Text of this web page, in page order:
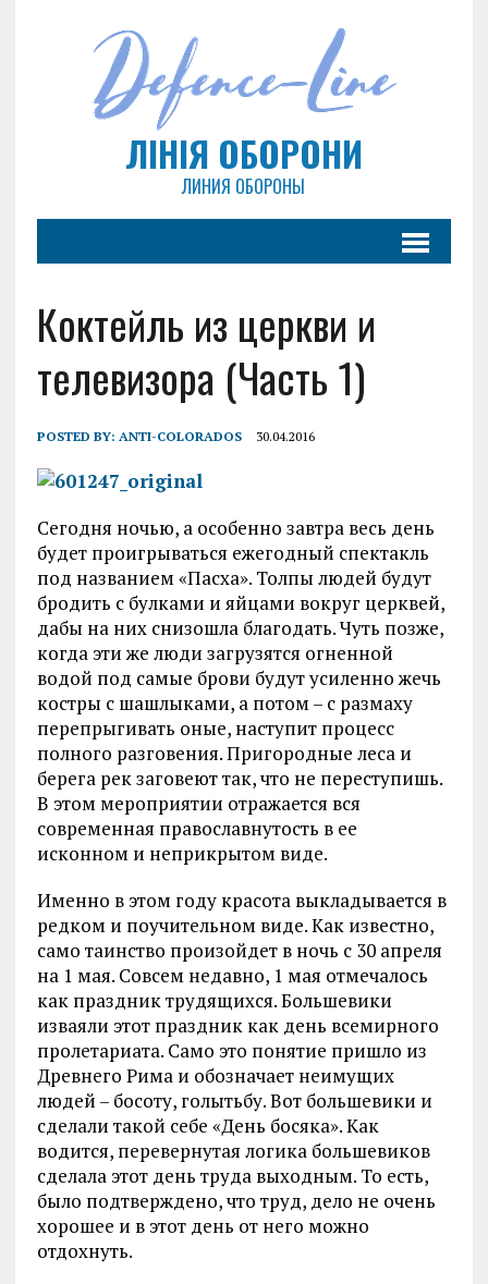
ЛІНІЯ ОБОРОНИ
ЛИНИЯ ОБОРОНЫ
Коктейль из церкви и
телевизора (Часть 1)
POSTED BY: ANTI-COLORADOS 30.04.2016
Сегодня ночью, а особенно завтра весь день
будет проигрываться ежегодный спектакль
под названием «Пасха». Толпы людей будут
бродить с булками и яйцами вокруг церквей,
дабы на них снизошла благодать. Чуть позже,
когда эти же люди загрузятся огненной
водой под самые брови будут усиленно жечь
костры с шашлыками, а потом – с размаху
перепрыгивать оные, наступит процесс
полного разговения. Пригородные леса и
берега рек заговеют так, что не переступишь.
В этом мероприятии отражается вся
современная православнутость в ее
исконном и неприкрытом виде.
Именно в этом году красота выкладывается в
редком и поучительном виде. Как известно,
само таинство произойдет в ночь с 30 апреля
на 1 мая. Совсем недавно, 1 мая отмечалось
как праздник трудящихся. Большевики
изваяли этот праздник как день всемирного
пролетариата. Само это понятие пришло из
Древнего Рима и обозначает неимущих
людей – босоту, голытьбу. Вот большевики и
сделали такой себе «День босяка». Как
водится, перевернутая логика большевиков
сделала этот день труда выходным. То есть,
было подтверждено, что труд, дело не очень
хорошее и в этот день от него можно
отдохнуть.